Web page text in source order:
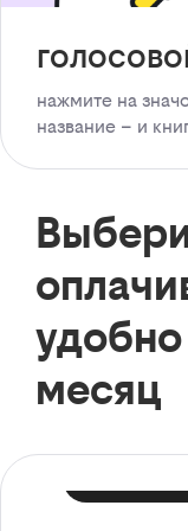
нажмите на
название – и
месяц